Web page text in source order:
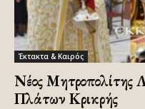
Έκτακτα & Καιρός
Νέος Μητροπολίτης
Πλάτων Κρικρής